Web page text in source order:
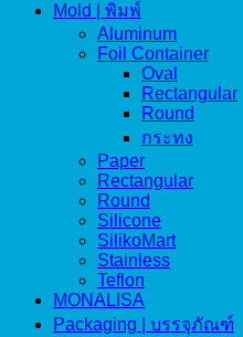
Mold | พิมพ์
Aluminum
Foil Container
Oval
Rectangular
Round
กระทง
Paper
Rectangular
Round
Silicone
SilikoMart
Stainless
Teflon
MONALISA
Packaging | บรรจุภัณฑ์